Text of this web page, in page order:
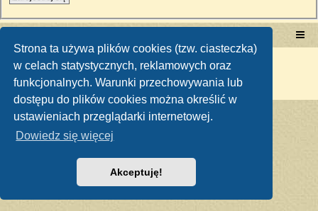
Strona ta używa plików cookies (tzw. ciasteczka)
w celach statystycznych, reklamowych oraz
funkcjonalnych. Warunki przechowywania lub
dostępu do plików cookies można określić w
ustawieniach przeglądarki internetowej.
Dowiedz się więcej
Akceptuję!
Technologię dostarcza phpBB ® Forum Software © phpBB Limited
Polski pakiet językowy dostarcza
Zasady ochrony danych osobowych|Regulamin